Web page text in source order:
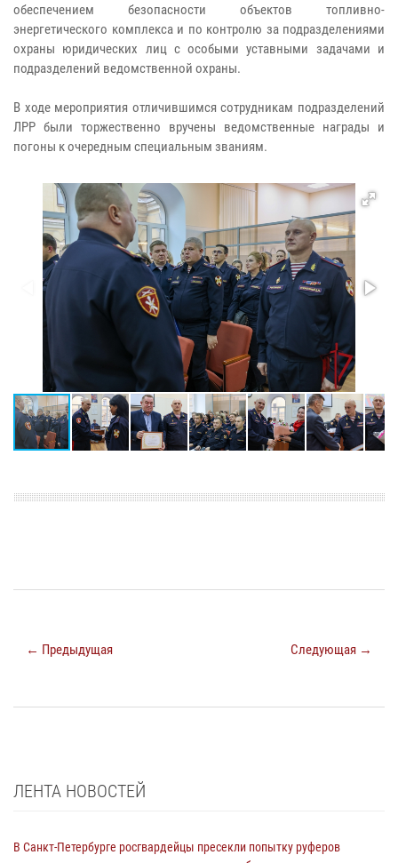
обеспечением безопасности объектов топливно-
энергетического комплекса и по контролю за подразделениями
охраны юридических лиц с особыми уставными задачами и
подразделений ведомственной охраны.
В ходе мероприятия отличившимся сотрудникам подразделений
ЛРР были торжественно вручены ведомственные награды и
погоны к очередным специальным званиям.
← Предыдущая Следующая →
ЛЕНТА НОВОСТЕЙ
В Санкт-Петербурге росгвардейцы пресекли попытку руферов